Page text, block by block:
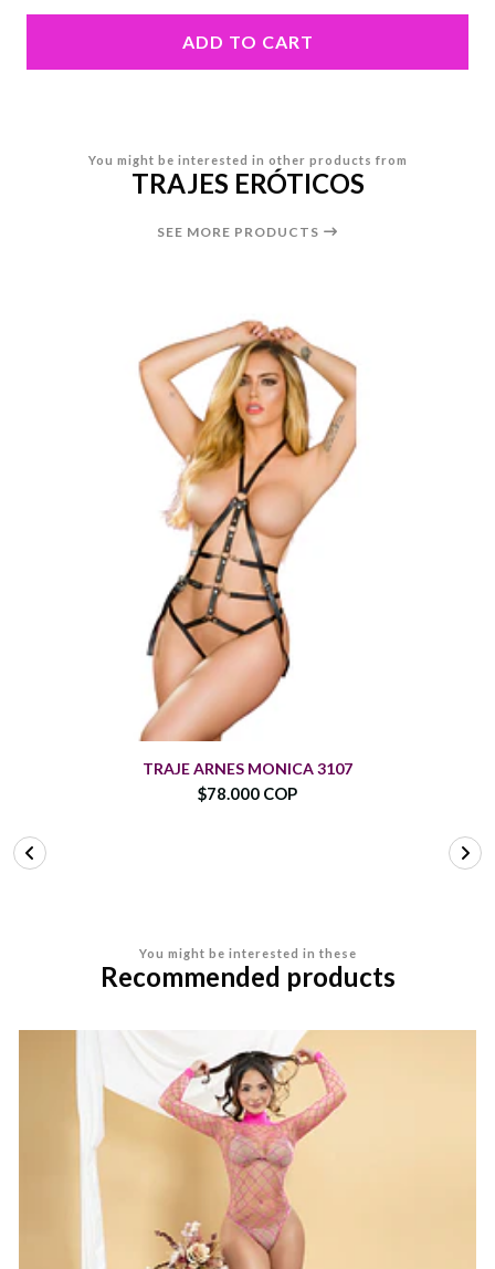
ADD TO CART
You might be interested in other products from
TRAJES ERÓTICOS
SEE MORE PRODUCTS
TRAJE ARNES MONICA 3107
$78.000 COP
You might be interested in these
Recommended products